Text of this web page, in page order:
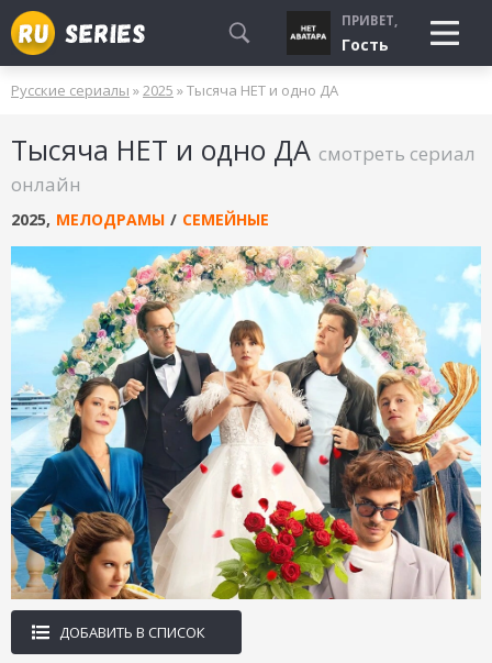
СМОТРЮ
БУДУ СМОТРЕТЬ
УЖЕ СМОТРЕЛ
ПРИВЕТ,
Гость
Русские сериалы »2025 » Тысяча НЕТ и одно ДА
Тысяча НЕТ и одно ДА смотреть сериал
онлайн
2025, МЕЛОДРАМЫ / СЕМЕЙНЫЕ
ДОБАВИТЬ В СПИСОК